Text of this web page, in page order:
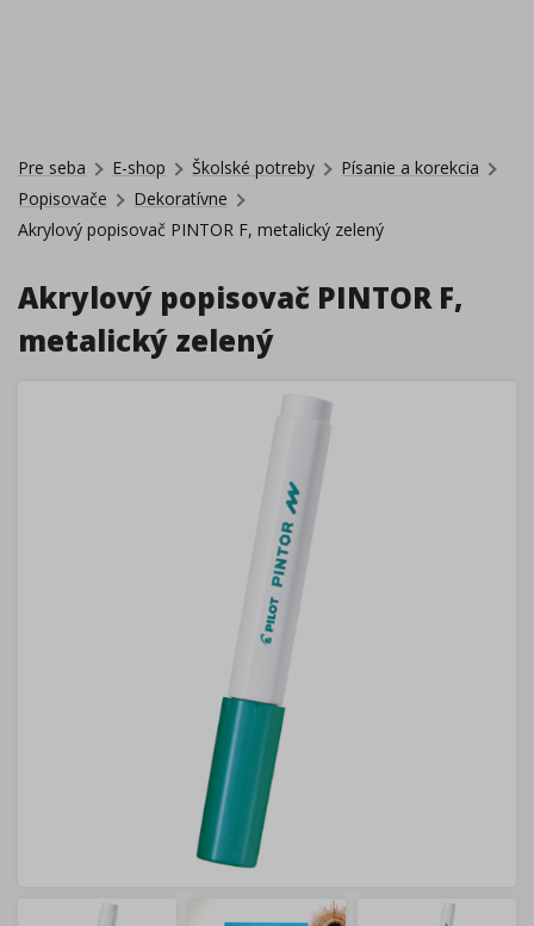
Pre seba E-shop Školské potreby
Písanie a korekcia
Popisovače
Dekoratívne
Akrylový popisovač PINTOR F, metalický zelený
Akrylový popisovač PINTOR F,
metalický zelený